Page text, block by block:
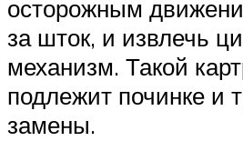
осторожным
за шток, и извлечь
механизм. Такой
подлежит починке и
замены.